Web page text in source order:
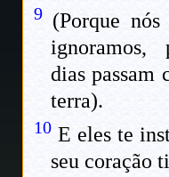
9 (Porque
ignoramos,
dias passam
terra).
10 E eles te
seu coração